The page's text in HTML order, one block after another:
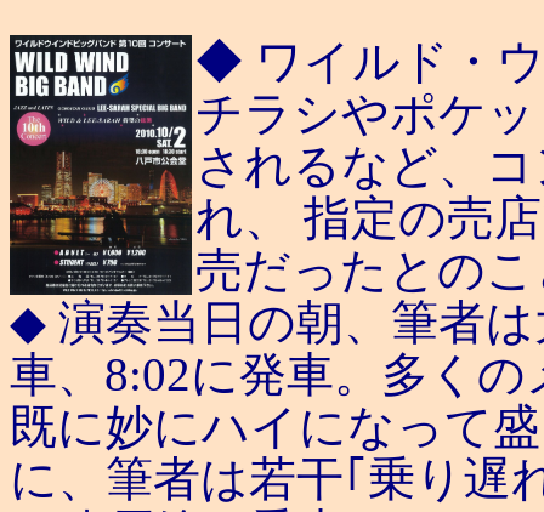
◆ ワイルド・
チラシやポケ
されるなど、
れ、 指定の売
売だったとの
◆ 演奏当日の朝、筆者
車、8:02に発車。多く
既に妙にハイになって
に、筆者は若干｢乗り遅